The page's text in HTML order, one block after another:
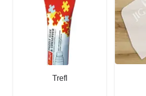
Trefl